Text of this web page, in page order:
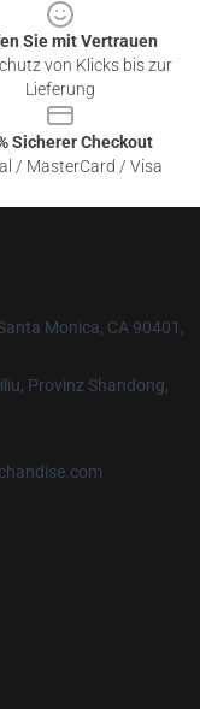
Sie mit Vertrauen
von Klicks bis zur
Lieferung
Sicherer Checkout
/ MasterCard / Visa
Monica, CA 90401,
Provinz Shandong,